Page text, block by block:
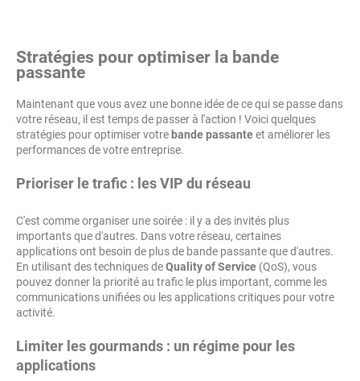
Stratégies pour optimiser la bande
passante
Maintenant que vous avez une bonne idée de ce qui se passe dans
votre réseau, il est temps de passer à l'action ! Voici quelques
stratégies pour optimiser votre bande passanteet améliorer les
performances de votre entreprise.
Prioriser le trafic : les VIP du réseau
C'est comme organiser une soirée : il y a des invités plus
importants que d'autres. Dans votre réseau, certaines
applications ont besoin de plus de bande passante que d'autres.
En utilisant des techniques deQuality of Service (QoS), vous
pouvez donner la priorité au trafic le plus important, comme les
communications unifiées ou les applications critiques pour votre
activité.
Limiter les gourmands : un régime pour les
applications